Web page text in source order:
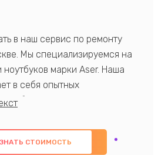
в наш сервис по ремонту
Мы специализируемся на
ноутбуков марки Aser. Наша
в себя опытных
с обширными знаниями и
и качественный ремонт с
оригинальных компонентов, а
СТОИМОСТЬ